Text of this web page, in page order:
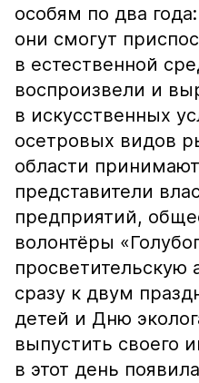
особям по два
они смогут
в естественной
воспроизвели и
в искусственных
осетровых видов
области
представители
предприятий,
волонтёры
сразу к двум
детей и Дню
выпустить своего
в этот день